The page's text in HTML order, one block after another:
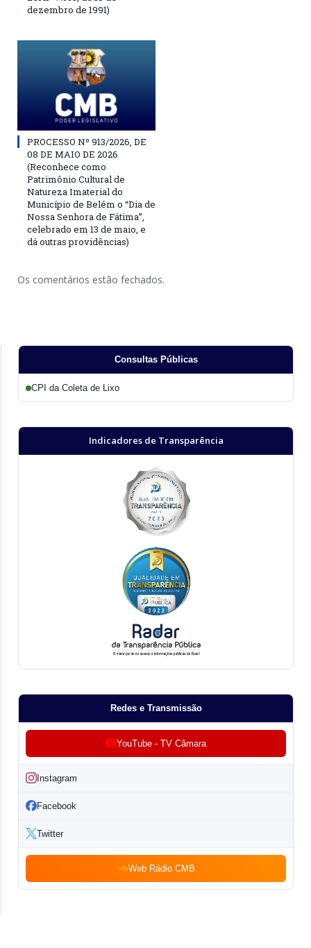
dezembro de 1991)
PROCESSO Nº 913/2026, DE
08 DE MAIO DE 2026
(Reconhece como
Patrimônio Cultural de
Natureza Imaterial do
Município de Belém o “Dia de
Nossa Senhora de Fátima”,
celebrado em 13 de maio, e
dá outras providências)
Os comentários estão fechados.
Consultas Públicas
CPI da Coleta de Lixo
Indicadores de Transparência
Redes e Transmissão
YouTube - TV Câmara
Instagram
Facebook
Twitter
Web Rádio CMB